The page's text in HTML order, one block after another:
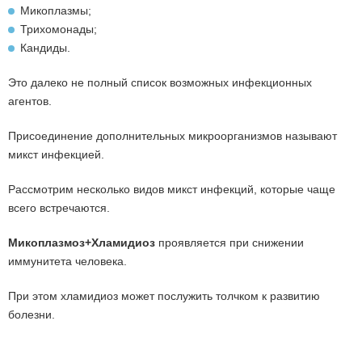
Микоплазмы;
Трихомонады;
Кандиды.
Это далеко не полный список возможных инфекционных
агентов.
Присоединение дополнительных микроорганизмов называют
микст инфекцией.
Рассмотрим несколько видов микст инфекций, которые чаще
всего встречаются.
Микоплазмоз+Хламидиоз проявляется при снижении
иммунитета человека.
При этом хламидиоз может послужить толчком к развитию
болезни.